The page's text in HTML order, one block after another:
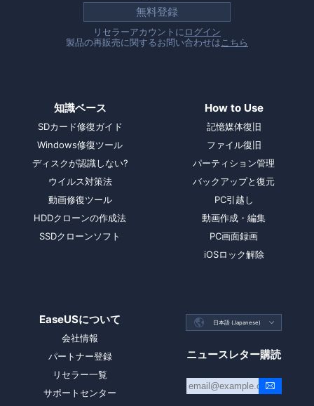
無料登録
リセラーアカウントに ログイン
製品の再販売に関するお問い合わせは こちら
知識ベース
SDカード修復ガイド
Windows修復ツール
ディスクが認識しない?
ウイルス対策法
動画修復ツール
HDDクローンの作成法
SSDクローンソフト
How to Use
記憶媒体復旧
ファイル復旧
パーティション管理
バックアップと復元
PC引越し
動画作成・編集
PC画面録画
iOSロック解除
EaseUSについて
会社情報
パートナー登録
リセラー一覧
サポートセンター
 日本語 (Japanese) 
ニュースレター購読